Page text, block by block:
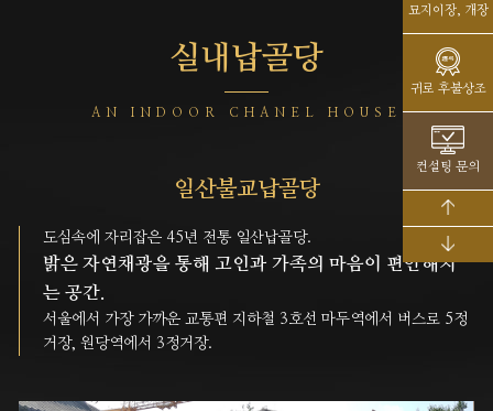
묘지이장, 개장
귀로 후불상조
컨설팅 문의
실내납골당
AN INDOOR CHANEL HOUSE
일산불교납골당
도심속에 자리잡은 45년 전통 일산납골당.
밝은 자연채광을 통해 고인과 가족의 마음이 편안해지
는 공간.
서울에서 가장 가까운 교통편 지하철 3호선 마두역에서 버스로 5정
거장, 원당역에서 3정거장.